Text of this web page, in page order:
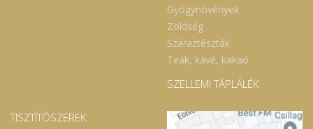
Gyógynövények
Zöldség
Száraztészták
Teák, kávé, kakaó
SZELLEMI TÁPLÁLÉK
TISZTÍTÓSZEREK